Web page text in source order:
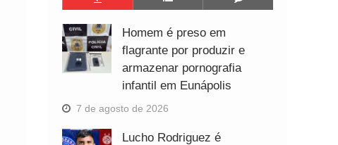
Homem é preso em
flagrante por produzir e
armazenar pornografia
infantil em Eunápolis
7 de agosto de 2026
Lucho Rodriguez é